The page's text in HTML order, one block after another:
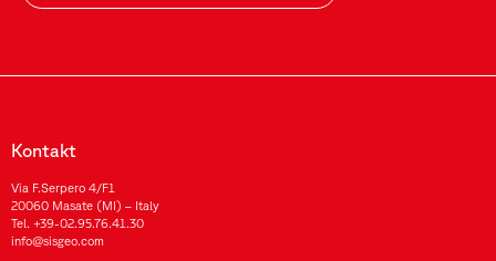
Kontakt
Via F.Serpero 4/F1
20060 Masate (MI) – Italy
Tel. +39-02.95.76.41.30
info@sisgeo.com